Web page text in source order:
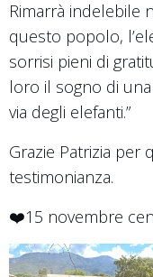
Rimarrà indelebile
questo popolo,
sorrisi pieni di
loro il sogno di
via degli elefanti.”
Grazie Patrizia per
testimonianza.
❤️15 novembre